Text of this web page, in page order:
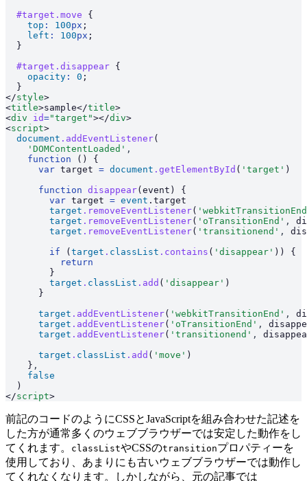
  #target.move
{
    top
: 100px ;
    left
: 100px ;
  }
  #target.disappear
{
    opacity
: 0 ;
  }
</style>
<title>sample</title>
<div id="target"></div>
<script>
  document
.addEventListener(
    'DOMContentLoaded'
,
    function
() {
      var
target = document .getElementById ( 'target' )
      function
disappear(event) {
        var
target = event .target
        target
.removeEventListener(
        target
.removeEventListener( 'oTransitionEnd' ,
        target
.removeEventListener( 'transitionend' ,
        if
( target . classList .contains ( 'disappear' )) {
          return
        }
        target
. classList .add ( 'disappear' )
      }
      target
.addEventListener( 'webkitTransitionEnd' ,
      target
.addEventListener( 'oTransitionEnd' ,
      target
.addEventListener( 'transitionend' ,
      target
. classList .add ( 'move' )
    }
,
    false
  )
</script>
前記のコードのようにCSSとJavaScriptを組み合わせた記述を
した方が通常多くのウェブブラウザーでは安定した動作をし
てくれます。
classListやCSSのtransitionプロパティーを
使用しており、あまりにも古いウェブブラウザーでは動作し
てくれなくなります。しかしながら、元の記事では